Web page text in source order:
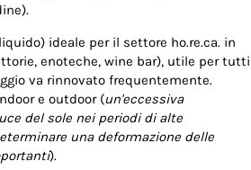
ideale per il settore ho.re.ca. in
enoteche, wine bar), utile per tutti
va rinnovato frequentemente.
e outdoor (un'eccessiva
del sole nei periodi di alte
una deformazione delle
).